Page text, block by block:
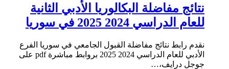
نتائج مفاضلة البكالوريا الأدبي الثانية
للعام الدراسي 2024 2025 في سوريا
نقدم رابط نتائج مفاضلة القبول الجامعي في سوريا الفرع
الأدبي للعام الدراسي 2024 2025 بروابط مباشرة pdf على
جوجل درايف،…